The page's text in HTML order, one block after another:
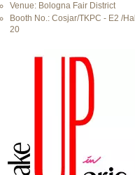
Venue: Bologna Fair District
Booth No.: Cosjar/TKPC - E2 /Hall
20